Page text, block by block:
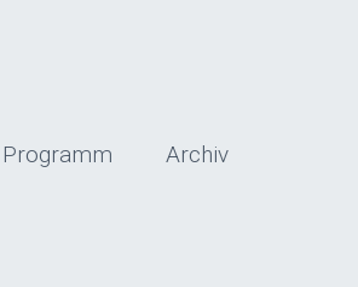
Programm Archiv